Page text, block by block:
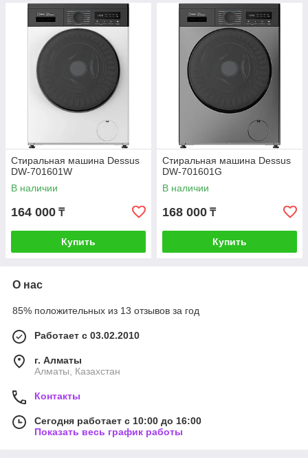
Стиральная машина Dessus
DW-701601W
В наличии
164 000 ₸
Купить
Стиральная машина Dessus
DW-701601G
В наличии
168 000 ₸
Купить
О нас
85% положительных из 13 отзывов за год
Работает с 03.02.2010
г. Алматы
Алматы, Казахстан
Контакты
Сегодня работает с 10:00 до 16:00
Показать весь график работы